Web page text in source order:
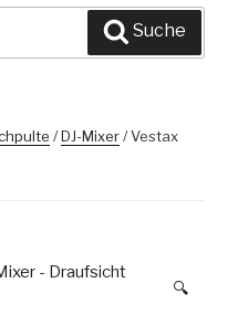
Suche
/DJ-Mixer/ Vestax
🔍